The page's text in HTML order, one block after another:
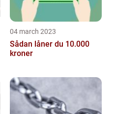
04 march 2023
Sådan låner du 10.000
kroner